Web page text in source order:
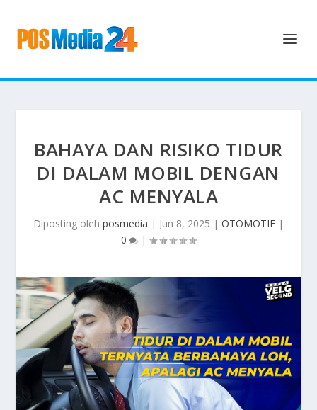
BAHAYA DAN RISIKO TIDUR
DI DALAM MOBIL DENGAN
AC MENYALA
Diposting oleh posmedia | Jun 8, 2025 | OTOMOTIF |
0
|